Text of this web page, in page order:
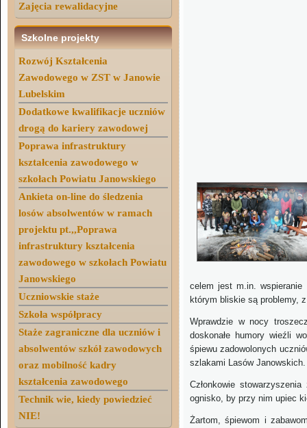
Zajęcia rewalidacyjne
Szkolne projekty
Rozwój Kształcenia
Zawodowego w ZST w Janowie
Lubelskim
Dodatkowe kwalifikacje uczniów
drogą do kariery zawodowej
Poprawa infrastruktury
kształcenia zawodowego w
szkołach Powiatu Janowskiego
Ankieta on-line do śledzenia
losów absolwentów w ramach
projektu pt.,,Poprawa
infrastruktury kształcenia
zawodowego w szkołach Powiatu
Janowskiego
Uczniowskie staże
Szkoła współpracy
Staże zagraniczne dla uczniów i
absolwentów szkół zawodowych
oraz mobilność kadry
kształcenia zawodowego
Technik wie, kiedy powiedzieć
NIE!
celem jest m.in. wspieranie
którym bliskie są problemy,
Wprawdzie w nocy
doskonałe humory wieźli
śpiewu zadowolonych
szlakami Lasów Janowskich.
Członkowie
ognisko, by przy nim upiec
Żartom, śpiewom i